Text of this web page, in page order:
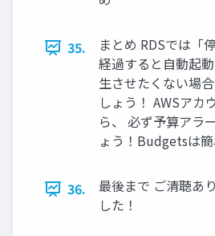
35.
まとめ RDSでは「
経過すると自動起
生させたくない場
しょう！ AWSアカ
ら、 必ず予算アラ
ょう！Budgetsは
36.
最後まで ご清聴あ
した！